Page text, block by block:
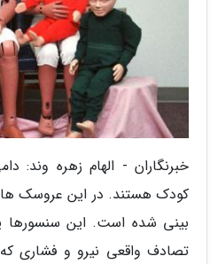
خبرنگاران - الهام زهره
کودک هستند. در این عروسک
بینی شده است. این سنسورها
تصادف واقعی نیرو و فشاری که